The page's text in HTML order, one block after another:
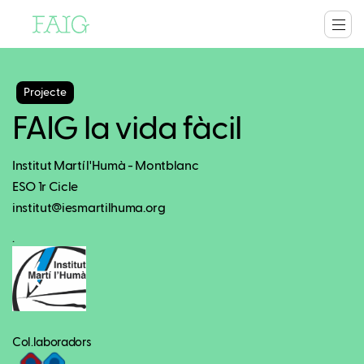
Projecte
FAIG la vida fàcil
Institut Martí l'Humà - Montblanc
ESO 1r Cicle
institut@iesmartilhuma.org
.
Col.laboradors